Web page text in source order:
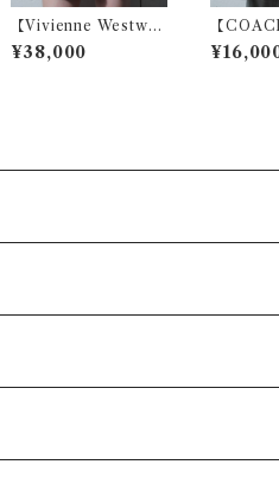
【Vivienne Westwo
od】ヴィヴィアンウエ
ストウッド オーブロゴ
¥38,000
【
アトラン
クマン